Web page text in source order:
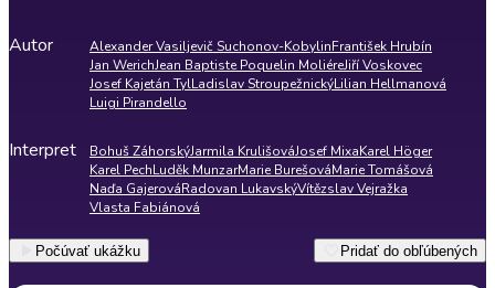
Autor Alexander Vasiljevič Suchonov-KobylinFrantišek Hrubín
Jan WerichJean Baptiste Poquelin MoliéreJiří Voskovec
Josef Kajetán TylLadislav StroupežnickýLilian Hellmanová
Luigi Pirandello
Interpret Bohuš ZáhorskýJarmila KrulišováJosef MixaKarel Höger
Karel PechLuděk MunzarMarie BurešováMarie Tomášová
Naďa GajerováRadovan LukavskýVítězslav Vejražka
Vlasta Fabiánová
Počúvať ukážku Pridať do obľúbených